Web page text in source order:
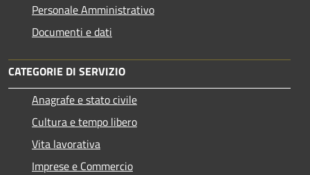
Personale Amministrativo
Documenti e dati
CATEGORIE DI SERVIZIO
Anagrafe e stato civile
Cultura e tempo libero
Vita lavorativa
Imprese e Commercio